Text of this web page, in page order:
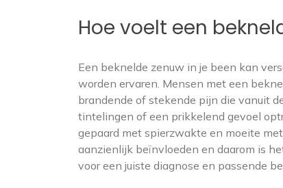
Hoe voelt een
Een beknelde zenuw in je been kan
worden ervaren. Mensen met een
brandende of stekende pijn die vanuit
tintelingen of een prikkelend gevoel
gepaard met spierzwakte en moeite
aanzienlijk beïnvloeden en daarom is
voor een juiste diagnose en passende